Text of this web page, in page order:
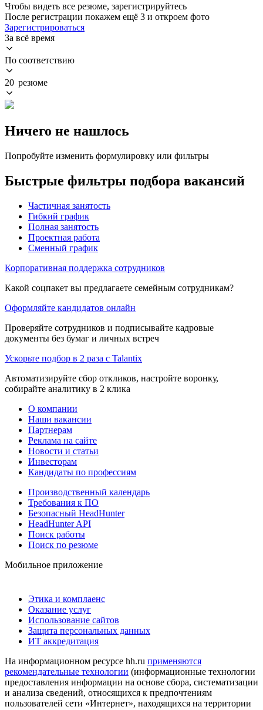
Чтобы видеть все резюме, зарегистрируйтесь
После регистрации покажем ещё 3 и откроем фото
Зарегистрироваться
За всё время
По соответствию
20 резюме
Ничего не нашлось
Попробуйте изменить формулировку или фильтры
Быстрые фильтры подбора вакансий
Частичная занятость
Гибкий график
Полная занятость
Проектная работа
Сменный график
Корпоративная поддержка сотрудников
Какой соцпакет вы предлагаете семейным сотрудникам?
Оформляйте кандидатов онлайн
Проверяйте сотрудников и подписывайте кадровые
документы без бумаг и личных встреч
Ускорьте подбор в 2 раза с Talantix
Автоматизируйте сбор откликов, настройте воронку,
собирайте аналитику в 2 клика
О компании
Наши вакансии
Партнерам
Реклама на сайте
Новости и статьи
Инвесторам
Кандидаты по профессиям
Производственный календарь
Требования к ПО
Безопасный HeadHunter
HeadHunter API
Поиск работы
Поиск по резюме
Мобильное приложение
Этика и комплаенс
Оказание услуг
Использование сайтов
Защита персональных данных
ИТ аккредитация
На информационном ресурсе hh.ru применяются
рекомендательные технологии (информационные технологии
предоставления информации на основе сбора, систематизации
и анализа сведений, относящихся к предпочтениям
пользователей сети «Интернет», находящихся на территории